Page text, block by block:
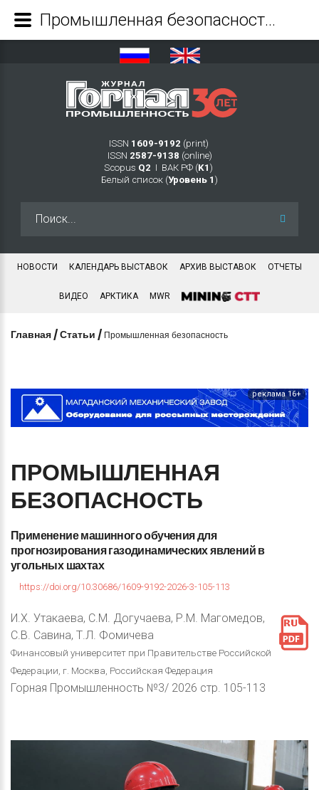
ISSN 1609-9192 (print)
ISSN 2587-9138 (online)
Scopus Q2 Ι ВАК РФ (K1 )
Белый список (Уровень 1 )
НОВОСТИ КАЛЕНДАРЬ ВЫСТАВОК АРХИВ ВЫСТАВОК ОТЧЕТЫ
ВИДЕО АРКТИКА MWR
Главная /Статьи / Промышленная безопасность
реклама 16+
ПРОМЫШЛЕННАЯ
БЕЗОПАСНОСТЬ
Применениемашинногообучениядля
прогнозированиягазодинамическихявленийв
угольных шахтах
https://doi.org/10.30686/1609-9192-2026-3-105-113
И.Х. Утакаева, С.М. Догучаева, Р.М. Магомедов,
С.В. Савина, Т.Л. Фомичева
Финансовый университет при Правительстве Российской
Федерации, г. Москва, Российская Федерация
Горная Промышленность №3/ 2026 стр. 105-113
Промышленная безопасность - Журнал Горная промышленность